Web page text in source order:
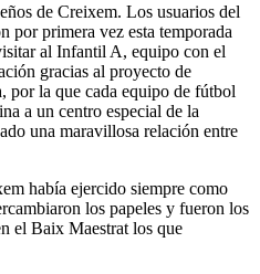
de Creixem. Los usuarios del
por primera vez esta temporada
al Infantil A, equipo con el
gracias al proyecto de
por la que cada equipo de fútbol
a un centro especial de la
una maravillosa relación entre
había ejercido siempre como
los papeles y fueron los
el Baix Maestrat los que